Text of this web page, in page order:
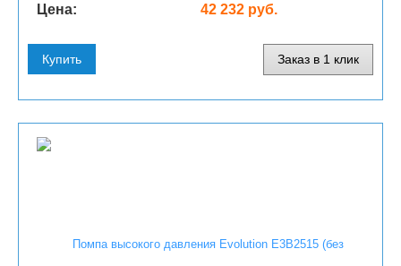
Цена: 42 232 руб.
Купить Заказ в 1 клик